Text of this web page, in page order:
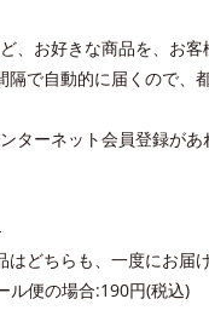
、お好きな商品を、お
で自動的に届くので、
ターネット会員登録があ
どちらも、一度にお届
ル便の場合:190円(税込)